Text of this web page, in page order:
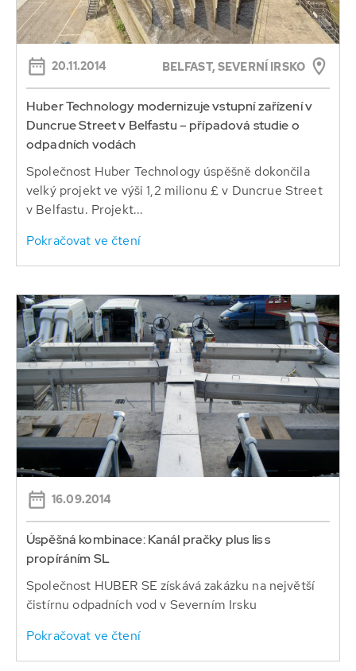
20.11.2014 BELFAST, SEVERNÍ IRSKO
Huber Technology modernizuje vstupní zařízení v
Duncrue Street v Belfastu – případová studie o
odpadních vodách
Společnost Huber Technology úspěšně dokončila
velký projekt ve výši 1,2 milionu £ v Duncrue Street
v Belfastu. Projekt...
Pokračovat ve čtení
16.09.2014
Úspěšná kombinace: Kanál pračky plus lis s
propíráním SL
Společnost HUBER SE získává zakázku na největší
čistírnu odpadních vod v Severním Irsku
Pokračovat ve čtení